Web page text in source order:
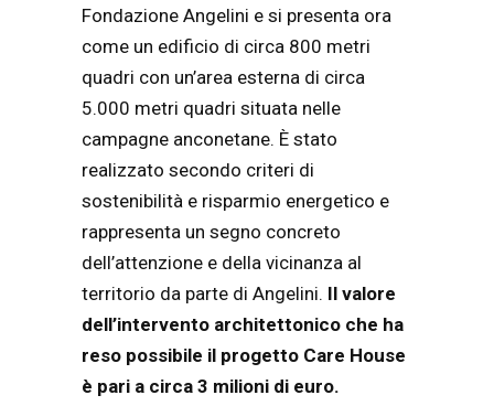
Fondazione Angelini e si presenta ora
come un edificio di circa 800 metri
quadri con un’area esterna di circa
5.000 metri quadri situata nelle
campagne anconetane. È stato
realizzato secondo criteri di
sostenibilità e risparmio energetico e
rappresenta un segno concreto
dell’attenzione e della vicinanza al
territorio da parte di Angelini. Il valore
dell’intervento architettonico che ha
reso possibile il progetto Care House
è pari a circa 3 milioni di euro.